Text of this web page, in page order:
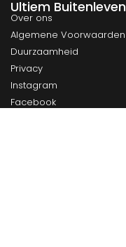
Ultiem Buitenleven
Over ons
Algemene Voorwaarden
Duurzaamheid
Privacy
Instagram
Facebook